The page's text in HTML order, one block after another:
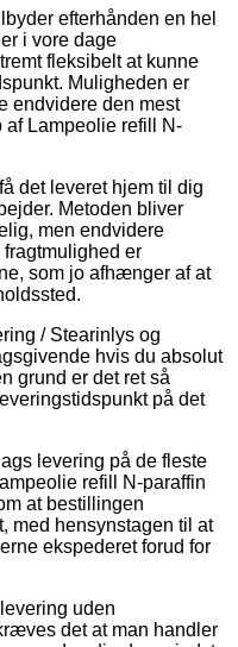
efterhånden en hel
i vore dage
fleksibelt at kunne
Muligheden er
endvidere den mest
af Lampeolie refill N-
det leveret hjem til dig
Metoden bliver
men endvidere
er
som jo afhænger af at
/ Stearinlys og
hvis du absolut
grund er det ret så
på det
levering på de fleste
refill N-paraffin
at bestillingen
med hensynstagen til at
ekspederet forud for
uden
det at man handler